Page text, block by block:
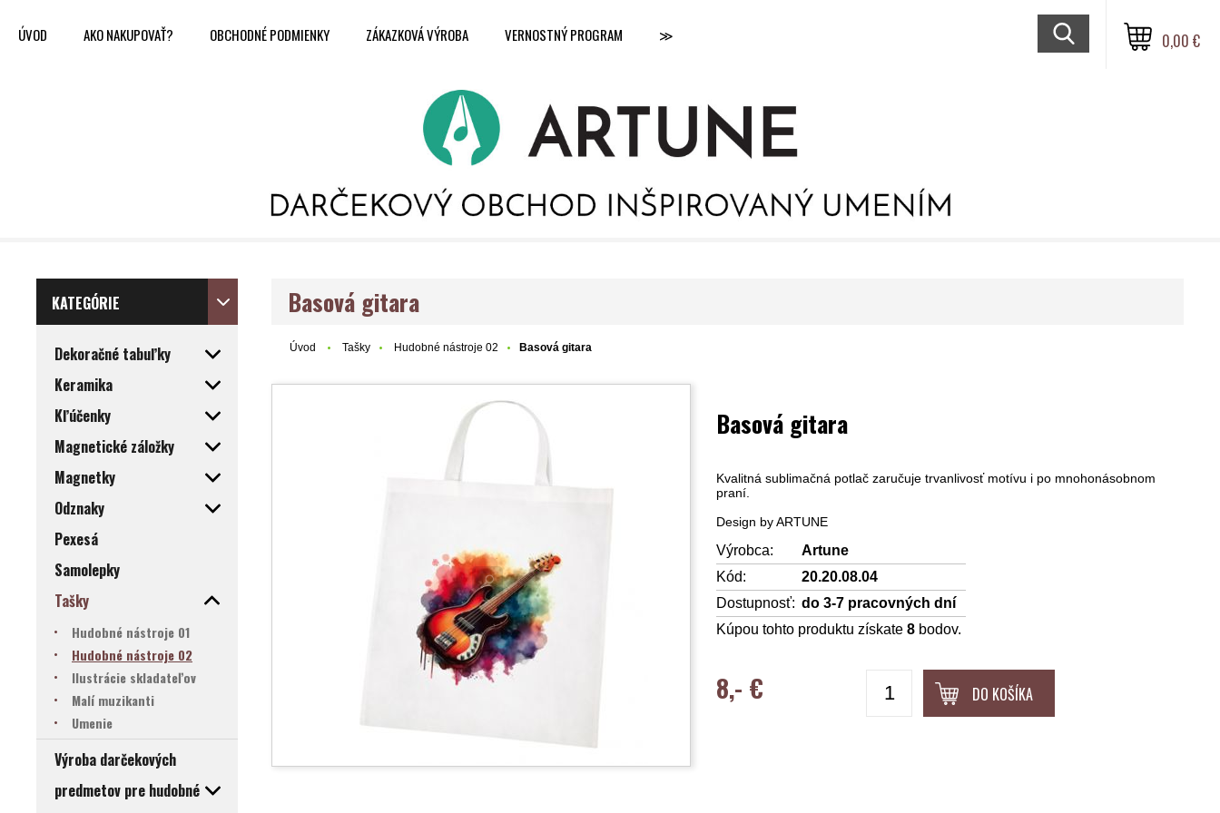
ÚVOD AKO NAKUPOVAŤ? OBCHODNÉ PODMIENKY ZÁKAZKOVÁ VÝROBA VERNOSTNÝ PROGRAM ≫ 0,00 €
KATEGÓRIE
Dekoračné tabuľky
Keramika
Kľúčenky
Magnetické záložky
Magnetky
Odznaky
Pexesá
Samolepky
Tašky
Hudobné nástroje 01
Hudobné nástroje 02
Ilustrácie skladateľov
Malí muzikanti
Umenie
Výroba darčekových
predmetov pre hudobné
Basová gitara
Úvod Tašky Hudobné nástroje 02 Basová gitara
Basová gitara
Kvalitná sublimačná potlač zaručuje trvanlivosť motívu i po mnohonásobnom
praní.
Design by ARTUNE
Výrobca:
Artune
Kód:
20.20.08.04
Dostupnosť: do 3-7 pracovných dní
Kúpou tohto produktu získate8 bodov.
8,- € DO KOŠÍKA